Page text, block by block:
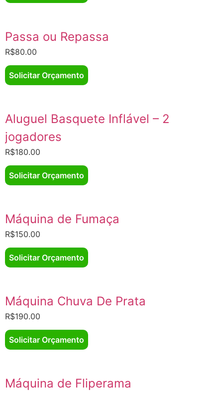
Passa ou Repassa
R$80.00
Solicitar Orçamento
Aluguel Basquete Inflável – 2
jogadores
R$180.00
Solicitar Orçamento
Máquina de Fumaça
R$150.00
Solicitar Orçamento
Máquina Chuva De Prata
R$190.00
Solicitar Orçamento
Máquina de Fliperama